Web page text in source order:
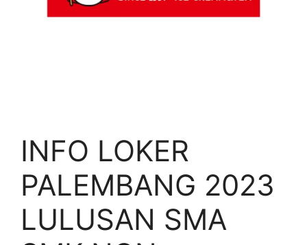
INFO LOKER
PALEMBANG 2023
LULUSAN SMA